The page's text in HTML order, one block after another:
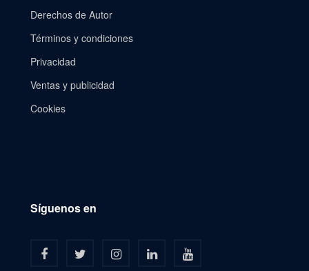
Derechos de Autor
Términos y condiciones
Privacidad
Ventas y publicidad
Cookies
Síguenos en